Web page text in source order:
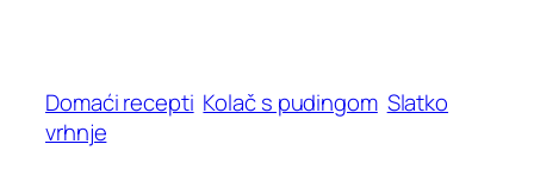
Domaći recepti Kolač s pudingom Slatko
vrhnje